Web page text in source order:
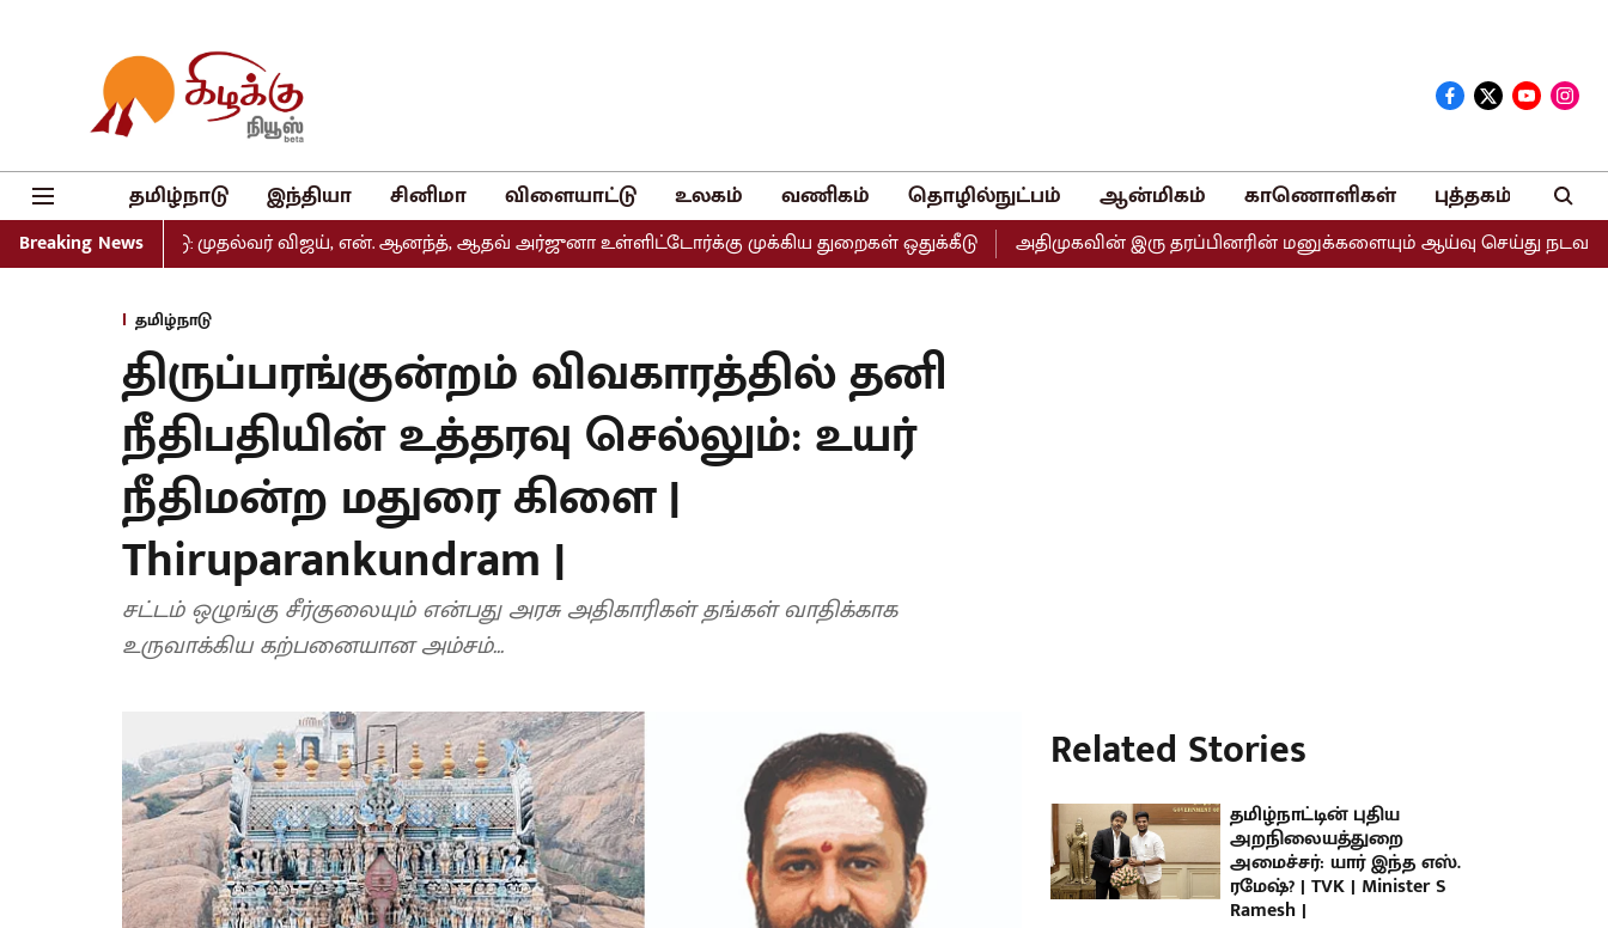
தமிழ்நாடு இந்தியா சினிமா விளையாட்டு உலகம் வணிகம் தொழில்நுட்பம் ஆன்மிகம் காணொளிகள் புத்தகம்
Breaking News
வெளியீடு: முதல்வர் விஜய், என். ஆனந்த், ஆதவ் அர்ஜுனா உள்ளிட்டோர்க்கு முக்கிய துறைகள் ஒதுக்கீடு அதிமுகவின் இரு தரப்பினரின் மனுக்களையும் ஆய்வு செய்து நடவடிக்கை
தமிழ்நாடு
திருப்பரங்குன்றம் விவகாரத்தில் தனி
நீதிபதியின் உத்தரவு செல்லும்: உயர்
நீதிமன்ற மதுரை கிளை |
Thiruparankundram |
சட்டம் ஒழுங்கு சீர்குலையும் என்பது அரசு அதிகாரிகள் தங்கள் வாதிக்காக
உருவாக்கிய கற்பனையான அம்சம்...
Related Stories
தமிழ்நாட்டின் புதிய
அறநிலையத்துறை
அமைச்சர்: யார் இந்த எஸ்.
ரமேஷ்? | TVK | Minister S
Ramesh |